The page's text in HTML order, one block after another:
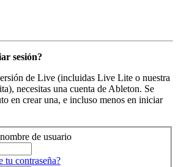
sesión?
de Live (incluidas Live Lite o nuestra
necesitas una cuenta de Ableton. Se
en crear una, e incluso menos en iniciar
de usuario
tu contraseña?